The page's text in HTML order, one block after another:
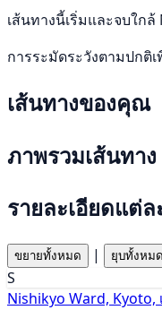
เส้นทางนี้เริ่มและจบใก
การระมัดระวังตามปกติ
เส้นทางของคุณ
ภาพรวมเส้นทาง
รายละเอียดแต่ล
ขยายทั้งหมด | ยุบทั้งหมด
S
Nishikyo Ward, Kyoto,